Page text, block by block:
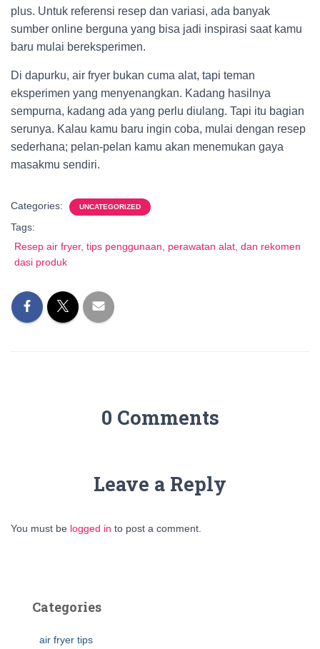
plus. Untuk referensi resep dan variasi, ada banyak
sumber online berguna yang bisa jadi inspirasi saat kamu
baru mulai bereksperimen.
Di dapurku, air fryer bukan cuma alat, tapi teman
eksperimen yang menyenangkan. Kadang hasilnya
sempurna, kadang ada yang perlu diulang. Tapi itu bagian
serunya. Kalau kamu baru ingin coba, mulai dengan resep
sederhana; pelan-pelan kamu akan menemukan gaya
masakmu sendiri.
Categories: UNCATEGORIZED
Tags:
Resep air fryer, tips penggunaan, perawatan alat, dan rekomen
dasi produk
0 Comments
Leave a Reply
You must be logged in to post a comment.
Categories
air fryer tips